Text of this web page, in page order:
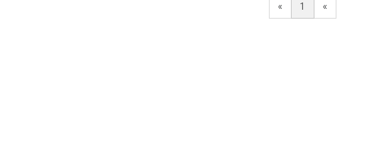
« 1 «